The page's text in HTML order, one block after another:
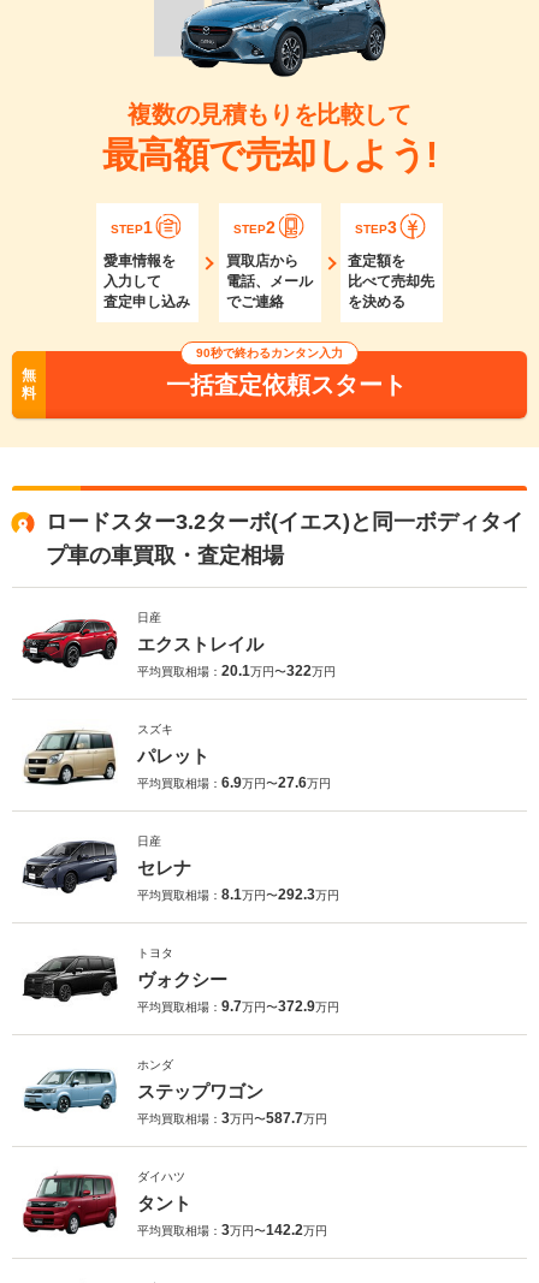
複数の見積もりを比較して
最高額で売却しよう!
STEP1
愛車情報を
入力して
査定申し込み
STEP2
買取店から
電話、メール
でご連絡
STEP3
査定額を
比べて売却先
を決める
無
料
90秒で終わるカンタン入力
一括査定依頼スタート
ロードスター3.2ターボ(イエス)と同一ボディタイ
プ車の車買取・査定相場
日産
エクストレイル
平均買取相場： 20.1万円〜322万円
スズキ
パレット
平均買取相場： 6.9万円〜27.6万円
日産
セレナ
平均買取相場： 8.1万円〜292.3万円
トヨタ
ヴォクシー
平均買取相場： 9.7万円〜372.9万円
ホンダ
ステップワゴン
平均買取相場： 3万円〜587.7万円
ダイハツ
タント
平均買取相場： 3万円〜142.2万円